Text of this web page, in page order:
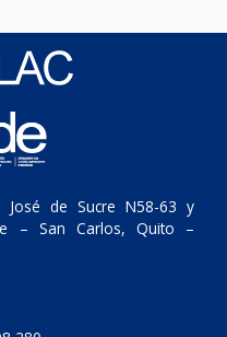
José de Sucre N58-63 y
– San Carlos, Quito –